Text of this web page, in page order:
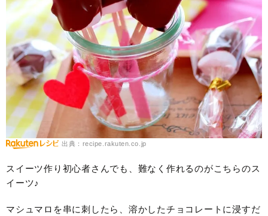
出典：recipe.rakuten.co.jp
スイーツ作り初心者さんでも、難なく作れるのがこちらのス
イーツ♪
マシュマロを串に刺したら、溶かしたチョコレートに浸すだ